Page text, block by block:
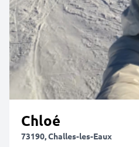
Chloé
73190, Challes-les-Eaux